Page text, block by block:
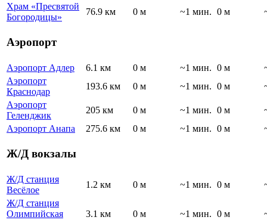
Храм «Пресвятой
Богородицы»
76.9 км 0 м ~1 мин. 0 м
Аэропорт
Аэропорт Адлер 6.1 км 0 м ~1 мин. 0 м
Аэропорт
Краснодар
193.6 км 0 м ~1 мин. 0 м
Аэропорт
Геленджик
205 км 0 м ~1 мин. 0 м
Аэропорт Анапа
275.6 км 0 м ~1 мин. 0 м
Ж/Д вокзалы
Ж/Д станция
Весёлое
1.2 км 0 м ~1 мин. 0 м
Ж/Д станция
Олимпийская
3.1 км 0 м ~1 мин. 0 м